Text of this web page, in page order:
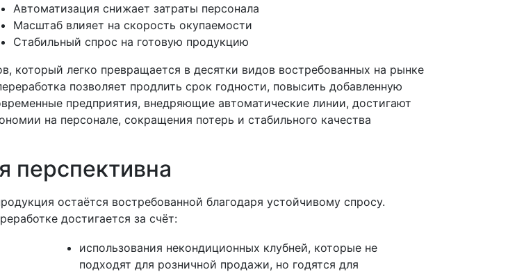
Автоматизация снижает затраты персонала
Масштаб влияет на скорость окупаемости
Стабильный спрос на готовую продукцию
который легко превращается в десятки видов востребованных на рынке
позволяет продлить срок годности, повысить добавленную
предприятия, внедряющие автоматические линии, достигают
на персонале, сокращения потерь и стабильного качества
перспективна
остаётся востребованной благодаря устойчивому спросу.
достигается за счёт:
использования некондиционных клубней, которые не
подходят для розничной продажи, но годятся для